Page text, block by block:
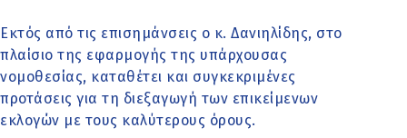
Εκτός από τις επισημάνσεις ο κ. Δανιηλίδης, στο
πλαίσιο της εφαρμογής της υπάρχουσας
νομοθεσίας, καταθέτει και συγκεκριμένες
προτάσεις για τη διεξαγωγή των επικείμενων
εκλογών με τους καλύτερους όρους.